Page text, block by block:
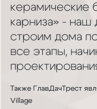
керамические
карниза» - наш
строим дома
все этапы,
Также ГлавДачТрест
Village